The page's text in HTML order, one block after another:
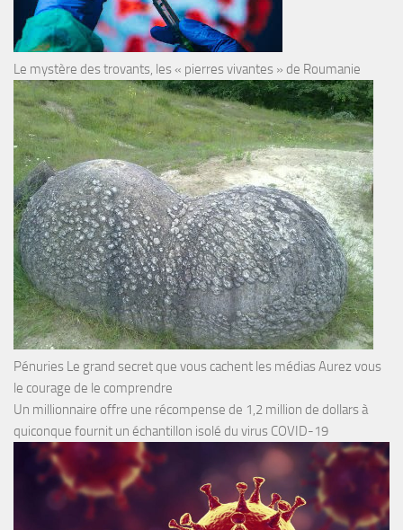
Le mystère des trovants, les « pierres vivantes » de Roumanie
Pénuries Le grand secret que vous cachent les médias Aurez vous
le courage de le comprendre
Un millionnaire offre une récompense de 1,2 million de dollars à
quiconque fournit un échantillon isolé du virus COVID-19